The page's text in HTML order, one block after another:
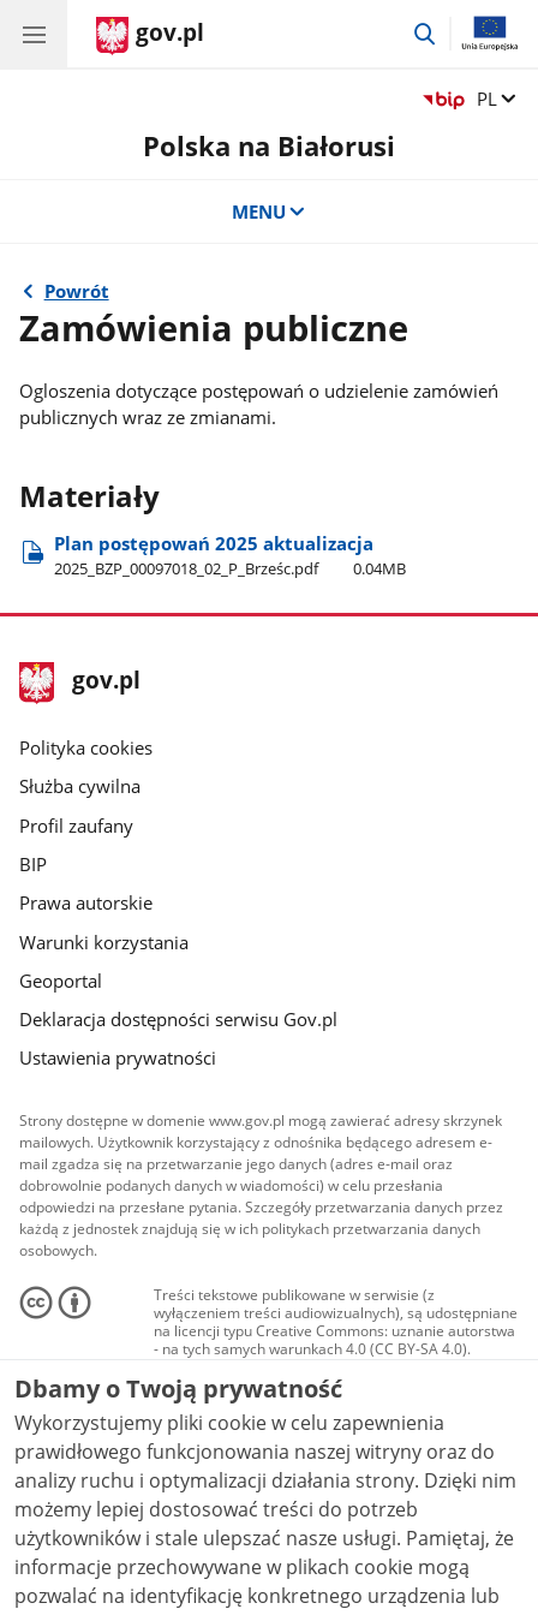
gov.pl
przejdź
Zmień
PL
Polska na Białorusi
MENU
Powrót
Zamówienia publiczne
Ogloszenia dotyczące postępowań o udzielenie zamówień
publicznych wraz ze zmianami.
Materiały
Plan postępowań 2025 aktualizacja
2025​_BZP​_00097018​_02​_P​_Brześc.pdf 0.04MB
stopka
gov.pl
Strona
gov.pl
gov.pl
Polityka cookies
Służba cywilna
Profil zaufany
BIP
Prawa autorskie
Warunki korzystania
Geoportal
Deklaracja dostępności serwisu Gov.pl
Ustawienia prywatności
Strony dostępne w domenie www.gov.pl mogą zawierać adresy skrzynek
mailowych. Użytkownik korzystający z odnośnika będącego adresem e-
mail zgadza się na przetwarzanie jego danych (adres e-mail oraz
dobrowolnie podanych danych w wiadomości) w celu przesłania
odpowiedzi na przesłane pytania. Szczegóły przetwarzania danych przez
każdą z jednostek znajdują się w ich politykach przetwarzania danych
osobowych.
Treści tekstowe publikowane w serwisie (z
wyłączeniem treści audiowizualnych), są udostępniane
na licencji typu Creative Commons: uznanie autorstwa
- na tych samych warunkach 4.0 (CC BY-SA 4.0).
Materiały audiowizualne, w tym zdjęcia, materiały
audio i wideo, są udostępniane na licencji typu
Creative Commons: uznanie autorstwa użycie
niekomercyjne - bez utworów zależnych 4.0 (CC BY-
NC-ND 4.0), o ile nie jest to stwierdzone inaczej.
Dbamy o Twoją prywatność
Wykorzystujemy pliki cookie w celu zapewnienia
prawidłowego funkcjonowania naszej witryny oraz do
analizy ruchu i optymalizacji działania strony. Dzięki nim
możemy lepiej dostosować treści do potrzeb
użytkowników i stale ulepszać nasze usługi. Pamiętaj, że
informacje przechowywane w plikach cookie mogą
pozwalać na identyfikację konkretnego urządzenia lub